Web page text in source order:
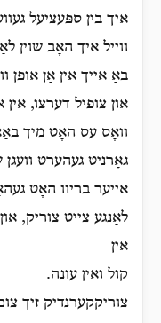
איך בין ספּעציעל
ווייל איך האָב שוין
באַ אייך אין אַן אופן
און צופיל דערצו, אין
וואָס עס האָט מיך
גאָרניט געהערט
אייער בריוו האָט
לאַנגע צייט צוריק,
אין
קול ואין עונה.
צוריקקערנדיק זיך